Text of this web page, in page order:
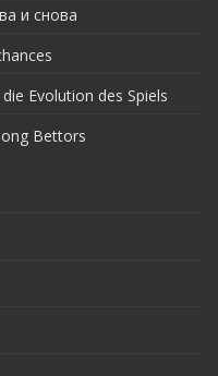
и снова
Evolution des Spiels
Bettors